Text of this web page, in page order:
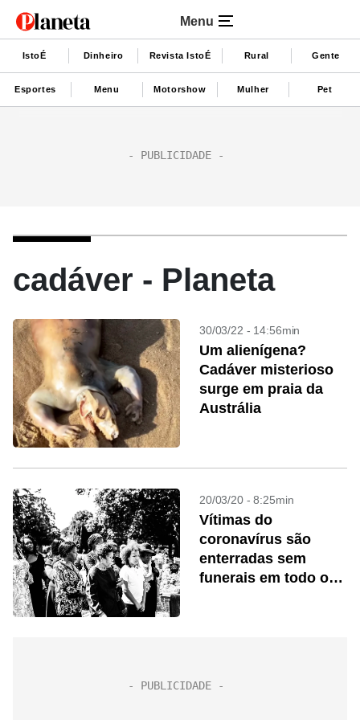
Menu
IstoÉ Dinheiro Revista IstoÉ Rural Gente
Esportes Menu Motorshow Mulher Pet
cadáver - Planeta
30/03/22 - 14:56min
Um alienígena?
Cadáver misterioso
surge em praia da
Austrália
20/03/20 - 8:25min
Vítimas do
coronavírus são
enterradas sem
funerais em todo o